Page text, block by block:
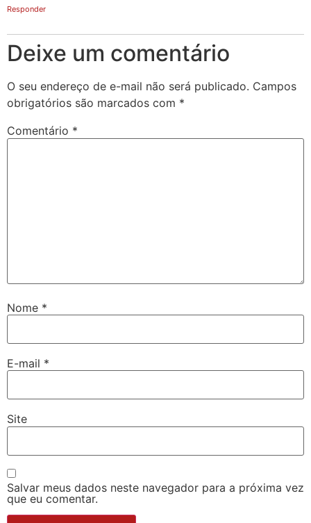
Responder
Deixe um comentário
O seu endereço de e-mail não será publicado. Campos
obrigatórios são marcados com *
Comentário *
Nome *
E-mail *
Site
Salvar meus dados neste navegador para a próxima vez
que eu comentar.